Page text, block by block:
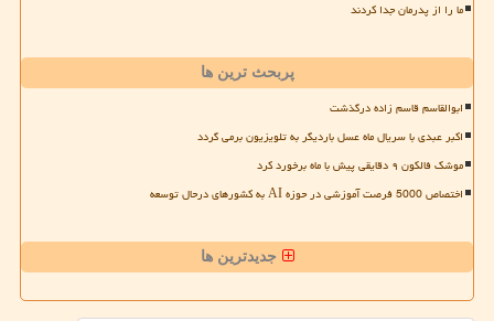
ما را از پدرمان جدا کردند
پربحث ترین ها
ابوالقاسم قاسم زاده درگذشت
اکبر عبدی با سریال ماه عسل باردیگر به تلویزیون برمی گردد
موشک فالکون ۹ دقایقی پیش با ماه برخورد کرد
اختصاص 5000 فرصت آموزشی در حوزه AI به کشورهای درحال توسعه
جدیدترین ها